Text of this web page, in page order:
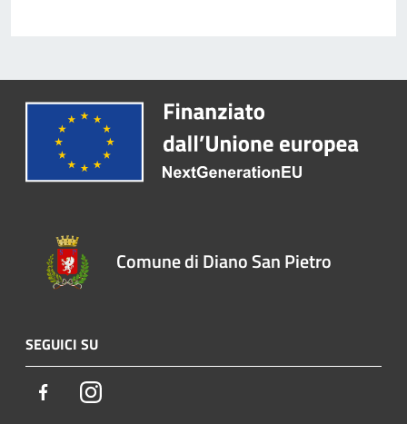
Comune di Diano San Pietro
SEGUICI SU
FacebookInstagram